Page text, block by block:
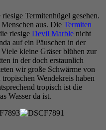
Termitenhügel gesehen.
aus. Die Termiten
riesige Devil Marble nicht
auf ein Päuschen in der
kleine Gräser blühen zur
in der doch erstaunlich
wir große Schwärme von
Wendekreis haben
tropisch ist die
Wasser da ist.